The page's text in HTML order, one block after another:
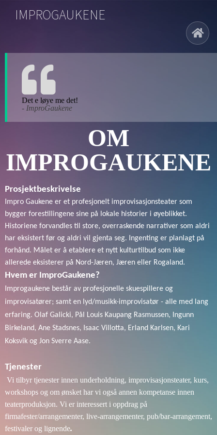
IMPROGAUKENE
Det e løye me det!
- ImproGaukene
OM
IMPROGAUKENE
Prosjektbeskrivelse
Impro Gaukene er et profesjonelt improvisasjonsteater som
bygger forestillingene sine på lokale historier i øyeblikket.
Historiene forvandles til store, overraskende narrativer som aldri
har eksistert før og aldri vil gjenta seg. Ingenting er planlagt på
forhånd. Målet er å etablere et nytt kulturtilbud som ikke
allerede eksisterer på Nord-Jæren, Jæren eller Rogaland.
Hvem er ImproGaukene?
Improgaukene består av profesjonelle skuespillere og
improvisatører; samt en lyd/musikk-improvisatør - alle med lang
erfaring. Olaf Galicki, Pål Louis Kaupang Rasmussen, Ingunn
Birkeland, Ane Stadsnes, Isaac Villotta, Erland Karlsen, Kari
Koksvik og Jon Sverre Aase.
Tjenester
Vi tilbyr tjenester innen underholdning, improvisasjonsteater, kurs,
workshops og om ønsket har vi også annen kompetanse innen
teaterproduksjon. Vi er interessert i oppdrag på
firmafester/arrangementer, live-arrangementer, pub/bar-arrangement,
festivaler og lignende.